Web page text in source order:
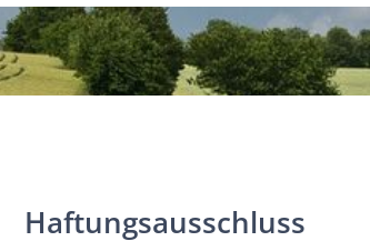
Haftungsausschluss